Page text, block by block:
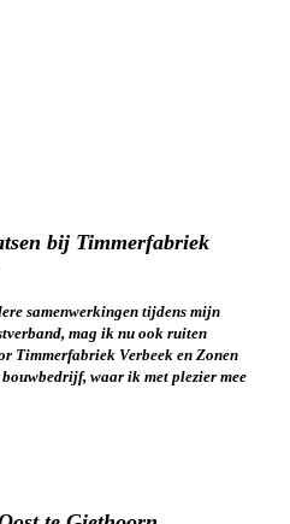
bij Timmerfabriek
samenwerkingen tijdens mijn
mag ik nu ook ruiten
Timmerfabriek Verbeek en Zonen
waar ik met plezier mee